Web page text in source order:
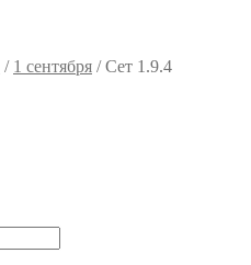
/ 1 сентября /Сет 1.9.4